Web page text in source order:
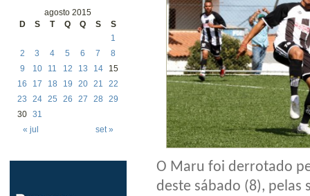
agosto 2015
D
S T Q Q S S
« jul set »
1
2
3 4 5 6 7
8
9
10 11 12 13 14
15
16
17 18 19 20 21
22
23
24 25 26 27 28
29
30 31
O Maru foi derrotado
deste sábado (8),